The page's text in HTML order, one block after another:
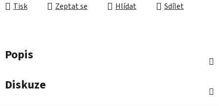
Tisk Zeptat se Hlídat Sdílet
Popis
Diskuze